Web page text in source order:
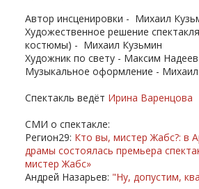
Автор инсценировки - Михаил
Художественное решение
костюмы) - Михаил Кузьмин
Художник по свету - Максим Надеев
Музыкальное оформление -
Спектакль ведёт Ирина Варенцова
СМИ о спектакле:
Регион29: Кто вы, мистер Жабс?: в
драмы состоялась премьера
мистер Жабс»
Андрей Назарьев: "Ну, допустим,